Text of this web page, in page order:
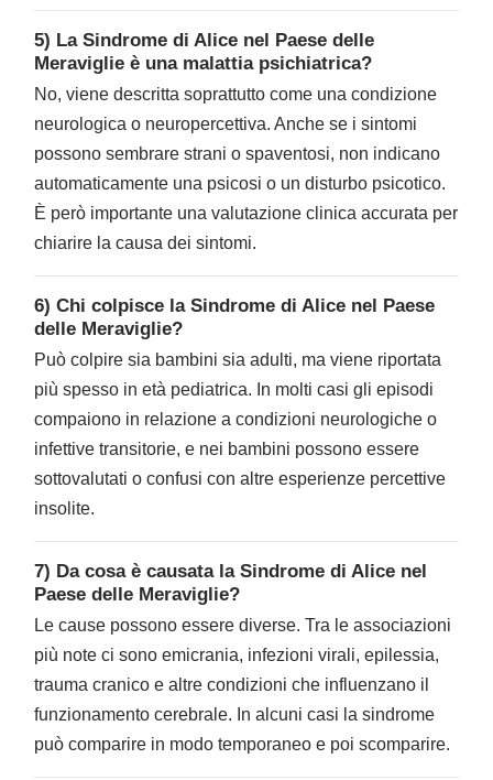
5) La Sindrome di Alice nel Paese delle
Meraviglie è una malattia psichiatrica?
No, viene descritta soprattutto come una condizione
neurologica o neuropercettiva. Anche se i sintomi
possono sembrare strani o spaventosi, non indicano
automaticamente una psicosi o un disturbo psicotico.
È però importante una valutazione clinica accurata per
chiarire la causa dei sintomi.
6) Chi colpisce la Sindrome di Alice nel Paese
delle Meraviglie?
Può colpire sia bambini sia adulti, ma viene riportata
più spesso in età pediatrica. In molti casi gli episodi
compaiono in relazione a condizioni neurologiche o
infettive transitorie, e nei bambini possono essere
sottovalutati o confusi con altre esperienze percettive
insolite.
7) Da cosa è causata la Sindrome di Alice nel
Paese delle Meraviglie?
Le cause possono essere diverse. Tra le associazioni
più note ci sono emicrania, infezioni virali, epilessia,
trauma cranico e altre condizioni che influenzano il
funzionamento cerebrale. In alcuni casi la sindrome
può comparire in modo temporaneo e poi scomparire.